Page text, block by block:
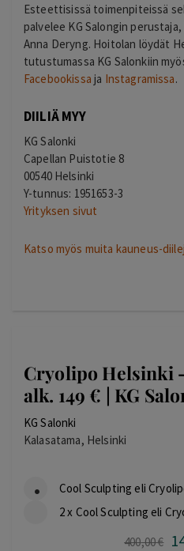
Esteettisissä toimenpiteissä
palvelee KG Salongin
Anna Deryng. Hoitolan löydät
tutustumassa KG Salonkiin
Facebookissa ja Instagramissa.
DIILIÄ MYY
KG Salonki
Capellan Puistotie 8
00540 Helsinki
Y-tunnus: 1951653-3
Yrityksen sivut
Katso myös muita kauneus-
Cryolipo Helsinki
alk. 149 € | KG
KG Salonki
Kalasatama, Helsinki
Cool Sculpting eli
2 x Cool Sculpting eli
400,00€